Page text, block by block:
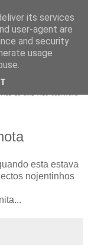
esta estava
nojentinhos
its services
user-agent are
and security
usage